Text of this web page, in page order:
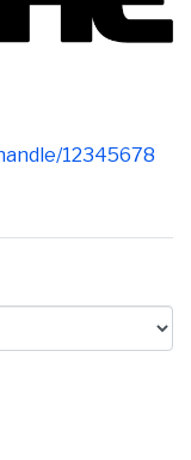
12345678
de la